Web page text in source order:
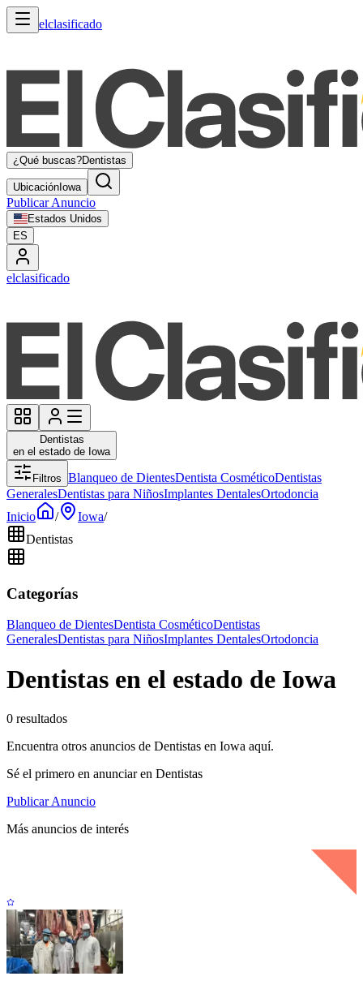
elclasificado
¿Qué buscas?Dentistas
Ubicación Iowa
Publicar Anuncio
Estados Unidos
ES
elclasificado
Dentistas
en el estado de Iowa
Filtros Blanqueo de DientesDentista CosméticoDentistas
GeneralesDentistas para NiñosImplantes DentalesOrtodoncia
Inicio
/ Iowa/
Dentistas
Categorías
Blanqueo de DientesDentista CosméticoDentistas
GeneralesDentistas para NiñosImplantes DentalesOrtodoncia
Dentistas en el estado de Iowa
0 resultados
Encuentra otros anuncios de Dentistas en Iowa aquí.
Sé el primero en anunciar en Dentistas
Publicar Anuncio
Más anuncios de interés